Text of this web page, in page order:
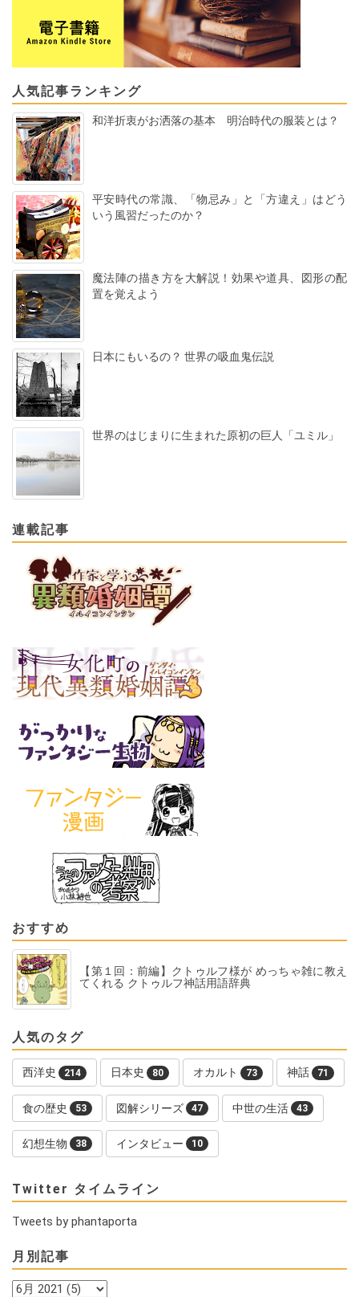
人気記事ランキング
和洋折衷がお洒落の基本 明治時代の服装とは？
平安時代の常識、「物忌み」と「方違え」はどう
いう風習だったのか？
魔法陣の描き方を大解説！効果や道具、図形の配
置を覚えよう
日本にもいるの？ 世界の吸血鬼伝説
世界のはじまりに生まれた原初の巨人「ユミル」
連載記事
おすすめ
【第１回：前編】クトゥルフ様が めっちゃ雑に教え
てくれる クトゥルフ神話用語辞典
人気のタグ
西洋史 214 日本史 80 オカルト 73 神話 71
食の歴史 53 図解シリーズ 47 中世の生活 43
幻想生物 38 インタビュー 10
Twitter タイムライン
Tweets by phantaporta
月別記事